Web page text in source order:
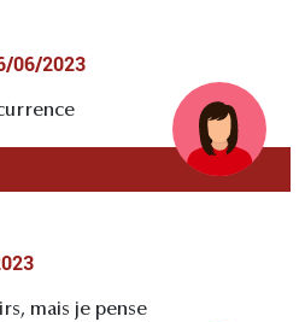
06/2023
mais je pense